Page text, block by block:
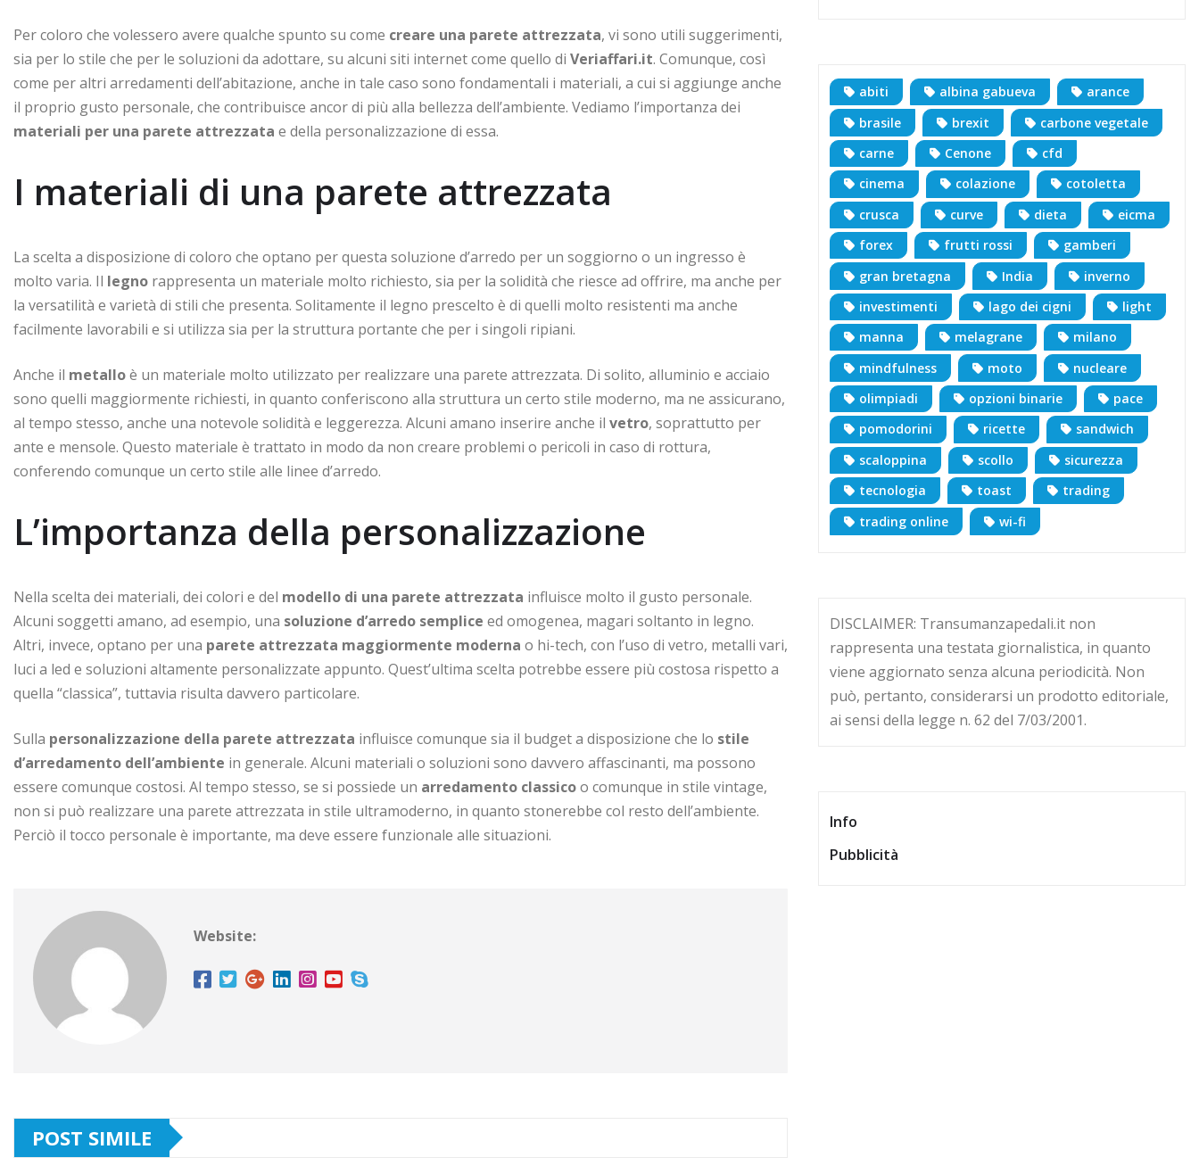
Per coloro che volessero avere qualche spunto su come creare una parete attrezzata, vi sono utili suggerimenti,
sia per lo stile che per le soluzioni da adottare, su alcuni siti internet come quello di Veriaffari.it. Comunque, così
come per altri arredamenti dell’abitazione, anche in tale caso sono fondamentali i materiali, a cui si aggiunge anche
il proprio gusto personale, che contribuisce ancor di più alla bellezza dell’ambiente. Vediamo l’importanza dei
materiali per una parete attrezzata e della personalizzazione di essa.
I materiali di una parete attrezzata
La scelta a disposizione di coloro che optano per questa soluzione d’arredo per un soggiorno o un ingresso è
molto varia. Il legno rappresenta un materiale molto richiesto, sia per la solidità che riesce ad offrire, ma anche per
la versatilità e varietà di stili che presenta. Solitamente il legno prescelto è di quelli molto resistenti ma anche
facilmente lavorabili e si utilizza sia per la struttura portante che per i singoli ripiani.
Anche il metalloè un materiale molto utilizzato per realizzare una parete attrezzata. Di solito, alluminio e acciaio
sono quelli maggiormente richiesti, in quanto conferiscono alla struttura un certo stile moderno, ma ne assicurano,
al tempo stesso, anche una notevole solidità e leggerezza. Alcuni amano inserire anche il vetro, soprattutto per
ante e mensole. Questo materiale è trattato in modo da non creare problemi o pericoli in caso di rottura,
conferendo comunque un certo stile alle linee d’arredo.
L’importanza della personalizzazione
Nella scelta dei materiali, dei colori e del modello di una parete attrezzata influisce molto il gusto personale.
Alcuni soggetti amano, ad esempio, una soluzione d’arredo semplice ed omogenea, magari soltanto in legno.
Altri, invece, optano per una parete attrezzata maggiormente moderna o hi-tech, con l’uso di vetro, metalli vari,
luci a led e soluzioni altamente personalizzate appunto. Quest’ultima scelta potrebbe essere più costosa rispetto a
quella “classica”, tuttavia risulta davvero particolare.
Sulla personalizzazione della parete attrezzata influisce comunque sia il budget a disposizione che lo stile
d’arredamento dell’ambiente in generale. Alcuni materiali o soluzioni sono davvero affascinanti, ma possono
essere comunque costosi. Al tempo stesso, se si possiede un arredamento classicoo comunque in stile vintage,
non si può realizzare una parete attrezzata in stile ultramoderno, in quanto stonerebbe col resto dell’ambiente.
Perciò il tocco personale è importante, ma deve essere funzionale alle situazioni.
Website:
POST SIMILE
abiti albina gabueva
arance
brasile
brexit
carbone vegetale
carne
Cenone
cfd
cinema
colazione
cotoletta
crusca
curve dieta
eicma
forex
frutti rossi
gamberi
gran bretagna
India
inverno
investimenti
lago dei cigni
light
manna
melagrane
milano
mindfulness
moto
nucleare
olimpiadi
opzioni binarie
pace
pomodorini
ricette
sandwich
scaloppina
scollo
sicurezza
tecnologia
toast
trading
trading online
wi-fi
DISCLAIMER: Transumanzapedali.it non
rappresenta una testata giornalistica, in quanto
viene aggiornato senza alcuna periodicità. Non
può, pertanto, considerarsi un prodotto editoriale,
ai sensi della legge n. 62 del 7/03/2001.
Info
Pubblicità